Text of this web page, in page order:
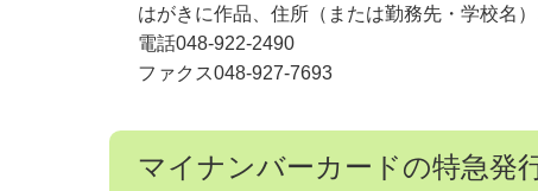
はがきに作品、住所（または勤務先・学校名
電話048-922-2490
ファクス048-927-7693
マイナンバーカードの特急発